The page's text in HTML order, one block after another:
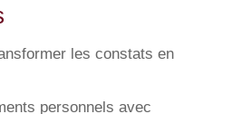
les constats en
personnels avec